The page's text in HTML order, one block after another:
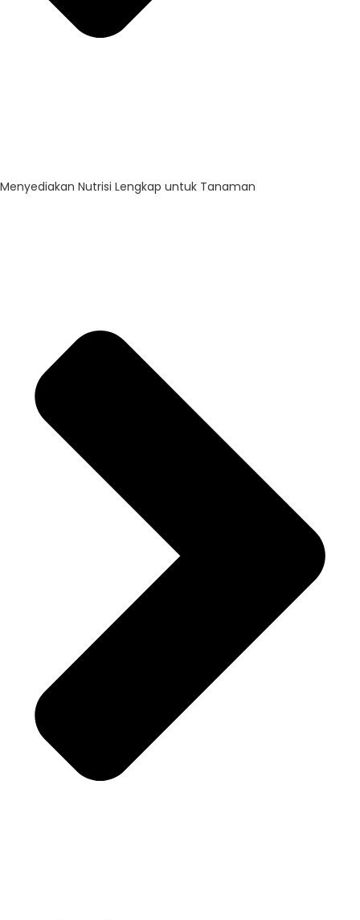
Menyediakan Nutrisi Lengkap untuk Tanaman